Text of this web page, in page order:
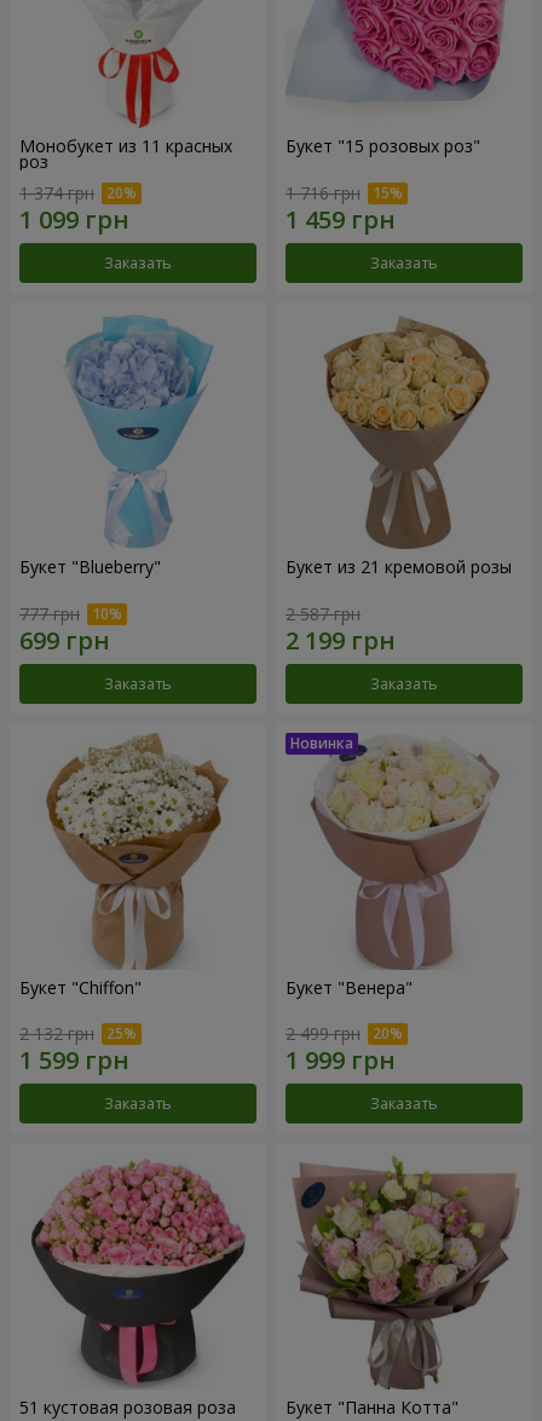
Монобукет из 11 красных
роз
1 374 грн
Заказать
Букет "15 розовых роз"
1 716 грн
Заказать
Букет "Blueberry"
777 грн
Заказать
Букет из 21 кремовой розы
2 587 грн
Заказать
Букет "Chiffon"
2 132 грн
Заказать
Букет "Венера"
2 499 грн
Заказать
51 кустовая розовая роза Букет "Панна Котта"